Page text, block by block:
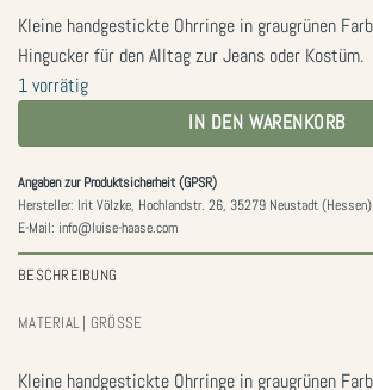
Kleine handgestickte Ohrringe in graugrünen
Hingucker für den Alltag zur Jeans oder Kostüm.
1 vorrätig
IN DEN WARENKORB
Angaben zur Produktsicherheit (GPSR)
Hersteller: Irit Völzke, Hochlandstr. 26, 35279 Neustadt (Hessen)
E-Mail: info@luise-haase.com
BESCHREIBUNG
MATERIAL | GRÖSSE
Kleine handgestickte Ohrringe in graugrünen